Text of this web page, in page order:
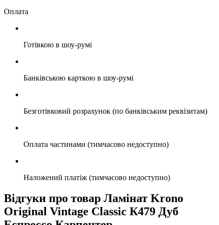
Оплата
Готівкою в шоу-румі
Банківською карткою в шоу-румі
Безготівковий розрахунок (по банківським реквізитам)
Оплата частинами (тимчасово недоступно)
Наложений платіж (тимчасово недоступно)
Відгуки про товар Ламінат Krono
Original Vintage Classic К479 Дуб